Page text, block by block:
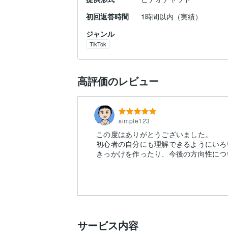
初回返答時間
1時間以内（実績）
ジャンル
TikTok
高評価のレビュー
simple123
この度はありがとうございました。
初心者の自分にも理解できるようにい
きっかけを作ったり、今後の方向性に
サービス内容